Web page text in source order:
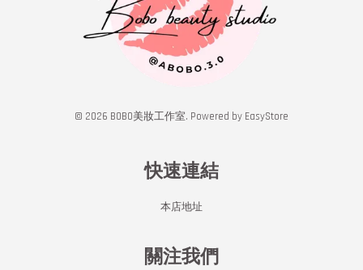
© 2026 BOBO美妝工作室. Powered by EasyStore
快速連結
本店地址
關注我們